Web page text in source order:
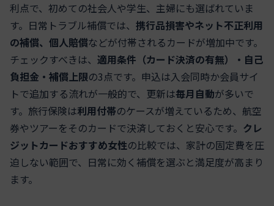
利点で、初めての社会人や学生、主婦にも選ばれていま
す。日常トラブル補償では、 携行品損害やネット不正利用
の補償、個人賠償などが付帯されるカードが増加中です。
チェックすべきは、 適用条件（カード決済の有無）・自己
負担金・補償上限の3点です。申込は入会同時か会員サイ
トで追加する流れが一般的で、更新は毎月自動が多いで
す。旅行保険は利用付帯のケースが増えているため、航空
券やツアーをそのカードで決済しておくと安心です。 クレ
ジットカードおすすめ女性の比較では、家計の固定費を圧
迫しない範囲で、日常に効く補償を選ぶと満足度が高まり
ます。